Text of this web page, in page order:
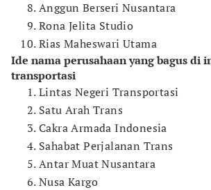
Anggun Berseri Nusantara
Rona Jelita Studio
Rias Maheswari Utama
Ide nama perusahaan yang bagus di
transportasi
Lintas Negeri Transportasi
Satu Arah Trans
Cakra Armada Indonesia
Sahabat Perjalanan Trans
Antar Muat Nusantara
Nusa Kargo